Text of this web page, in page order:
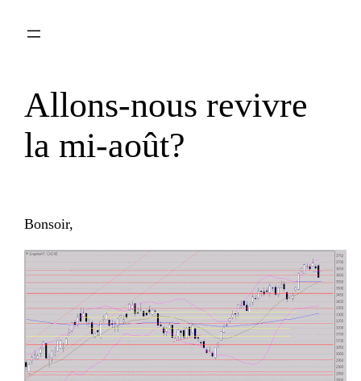
Allons-nous revivre
la mi-août?
Bonsoir,